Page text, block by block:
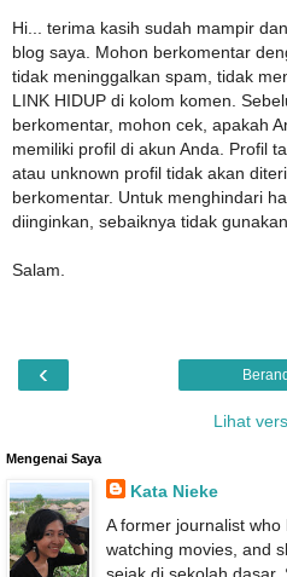
Hi... terima kasih sudah mampir
blog saya. Mohon berkomentar
tidak meninggalkan spam, tidak
LINK HIDUP di kolom komen.
berkomentar, mohon cek, apakah
memiliki profil di akun Anda. Profil
atau unknown profil tidak akan
berkomentar. Untuk menghindari
diinginkan, sebaiknya tidak
Salam.
‹
Lihat
Mengenai Saya
Kata Nieke
A former journalist who
watching movies, and
sejak di sekolah dasar.